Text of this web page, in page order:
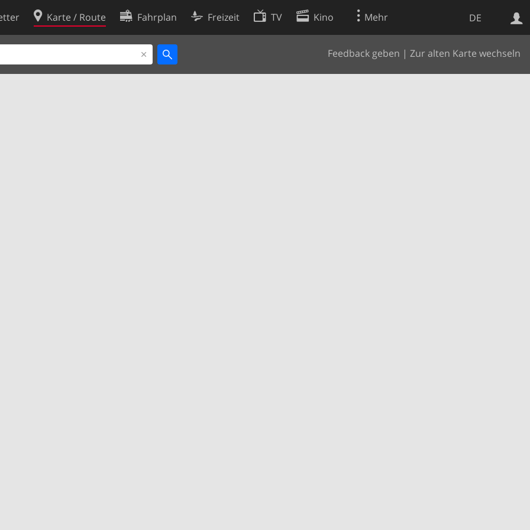
DE
Karte / Route Fahrplan Freizeit TV Kino Mehr
Feedback geben | Zur alten Karte wechseln
Websuche
Cookie-Richtlinie
Cookie-Einstellungen